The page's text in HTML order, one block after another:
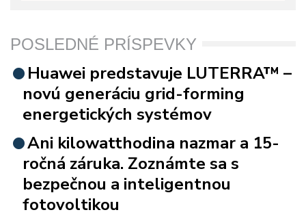
POSLEDNÉ PRÍSPEVKY
Huawei predstavuje LUTERRA™ –
novú generáciu grid-forming
energetických systémov
Ani kilowatthodina nazmar a 15-
ročná záruka. Zoznámte sa s
bezpečnou a inteligentnou
fotovoltikou